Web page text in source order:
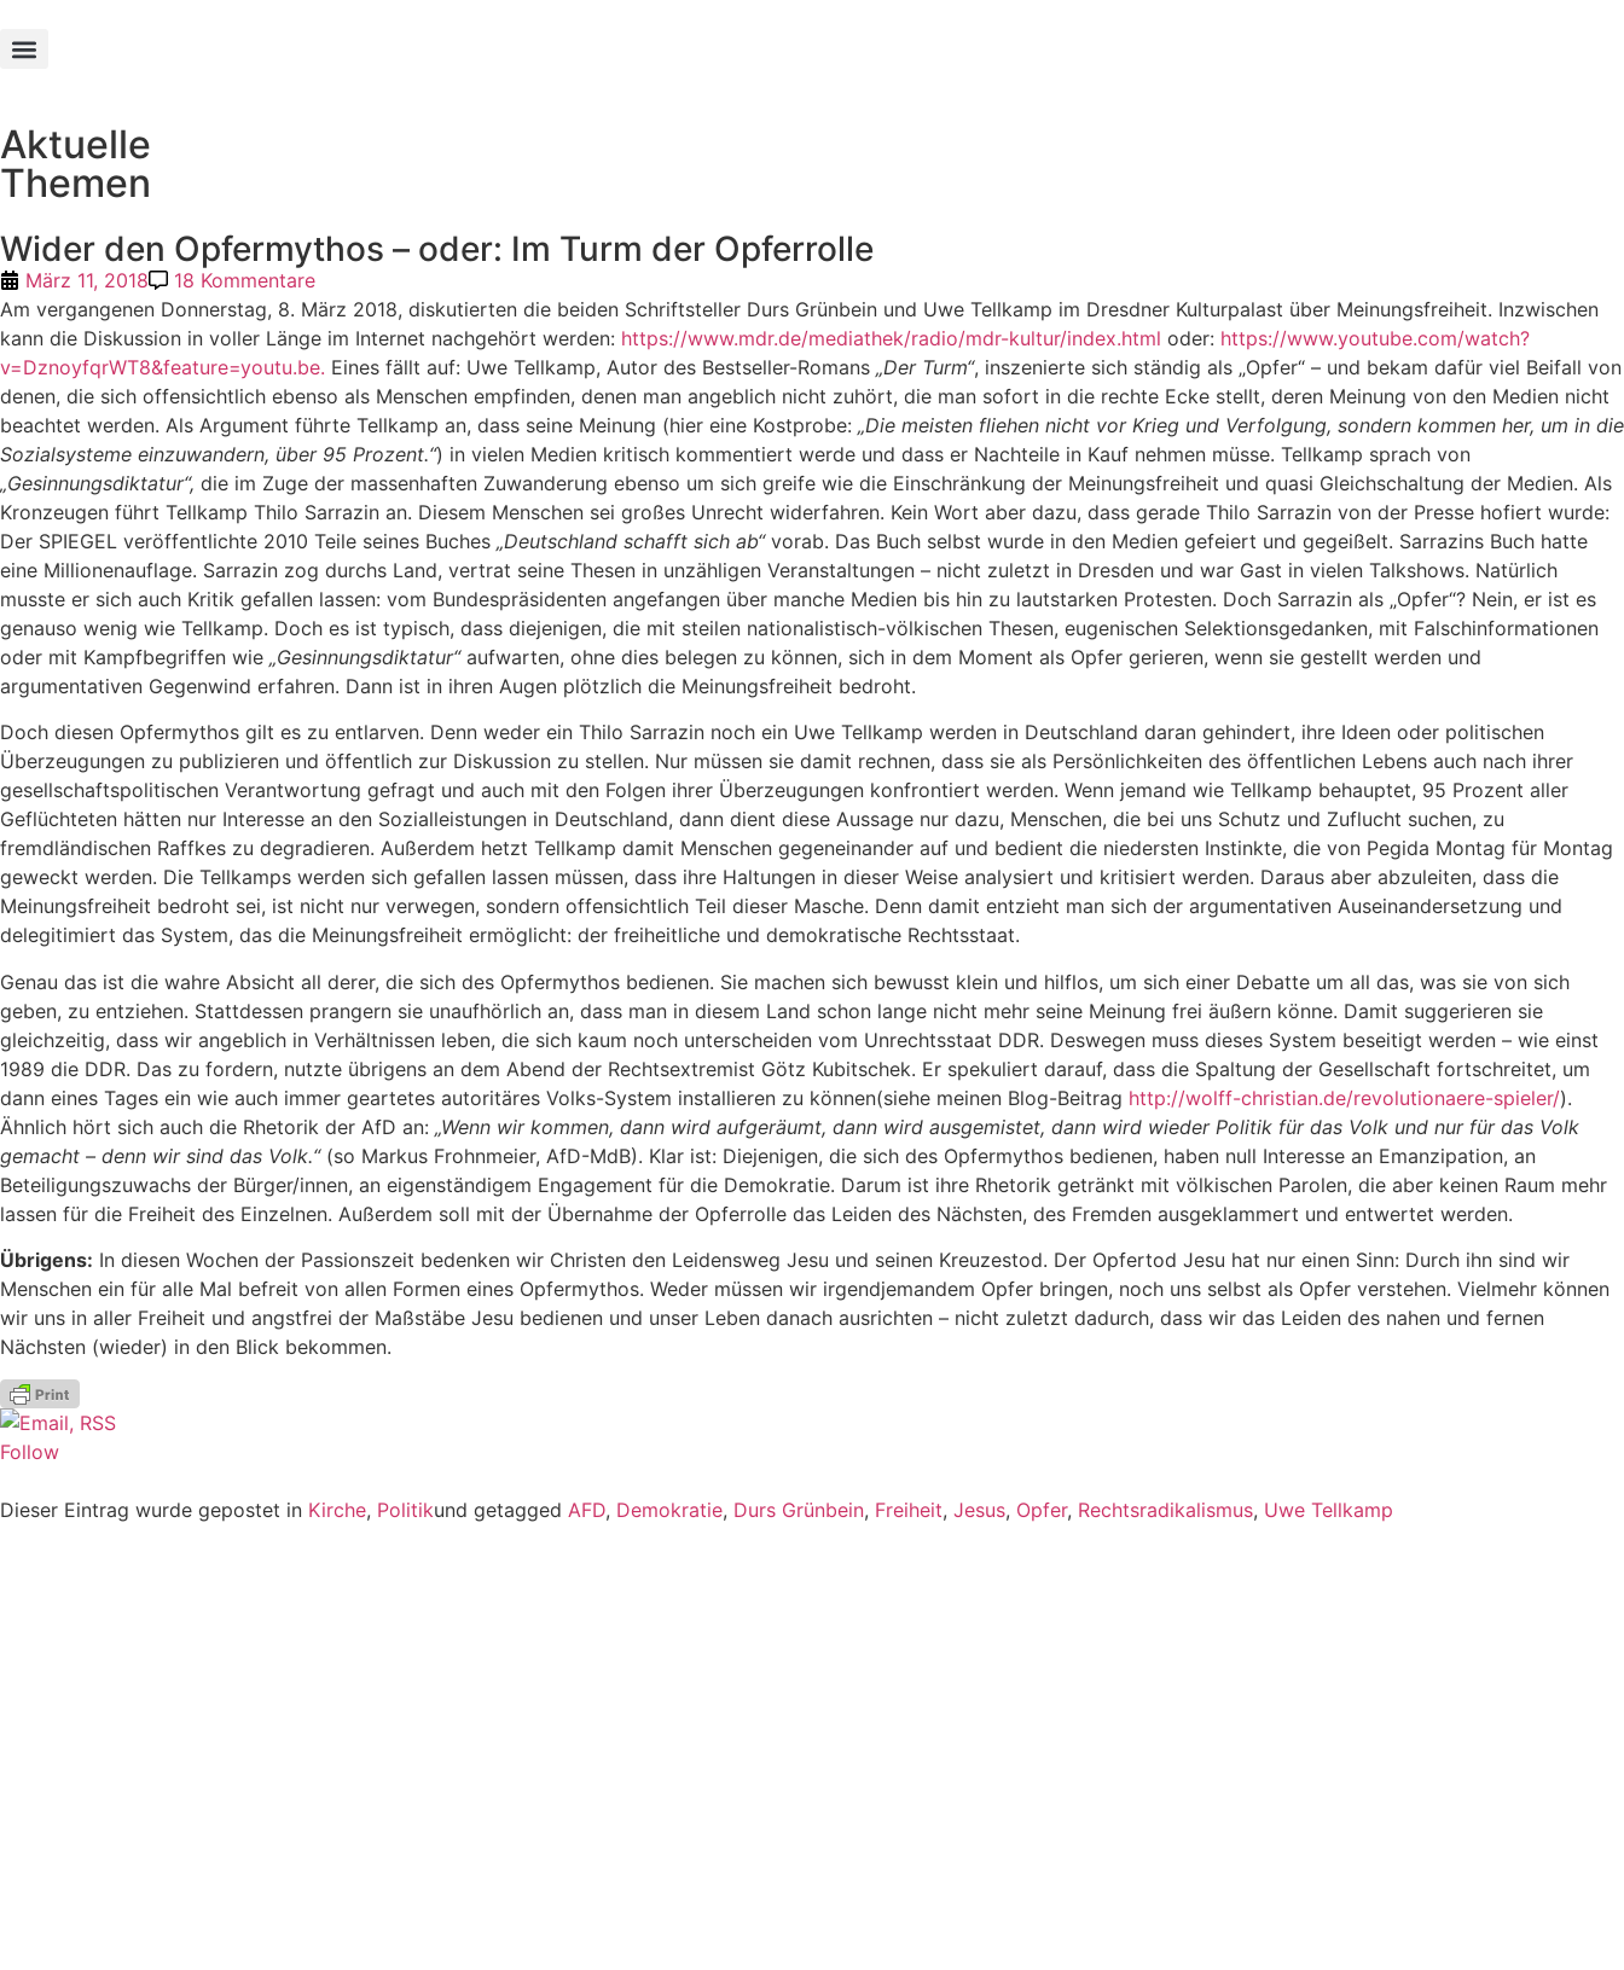
Aktuelle
Themen
Wider den Opfermythos – oder: Im Turm der Opferrolle
März 11, 2018
18 Kommentare
Am vergangenen Donnerstag, 8. März 2018, diskutierten die beiden Schriftsteller Durs Grünbein und Uwe Tellkamp im Dresdner Kulturpalast über Meinungsfreiheit. Inzwischen
kann die Diskussion in voller Länge im Internet nachgehört werden: https://www.mdr.de/mediathek/radio/mdr-kultur/index.html oder: https://www.youtube.com/watch?
v=DznoyfqrWT8&feature=youtu.be. Eines fällt auf: Uwe Tellkamp, Autor des Bestseller-Romans „Der Turm“, inszenierte sich ständig als „Opfer“ – und bekam dafür viel Beifall von
denen, die sich offensichtlich ebenso als Menschen empfinden, denen man angeblich nicht zuhört, die man sofort in die rechte Ecke stellt, deren Meinung von den Medien nicht
beachtet werden. Als Argument führte Tellkamp an, dass seine Meinung (hier eine Kostprobe: „Die meisten fliehen nicht vor Krieg und Verfolgung, sondern kommen her, um in die
Sozialsysteme einzuwandern, über 95 Prozent.“) in vielen Medien kritisch kommentiert werde und dass er Nachteile in Kauf nehmen müsse. Tellkamp sprach von
„Gesinnungsdiktatur“, die im Zuge der massenhaften Zuwanderung ebenso um sich greife wie die Einschränkung der Meinungsfreiheit und quasi Gleichschaltung der Medien. Als
Kronzeugen führt Tellkamp Thilo Sarrazin an. Diesem Menschen sei großes Unrecht widerfahren. Kein Wort aber dazu, dass gerade Thilo Sarrazin von der Presse hofiert wurde:
Der SPIEGEL veröffentlichte 2010 Teile seines Buches „Deutschland schafft sich ab“vorab. Das Buch selbst wurde in den Medien gefeiert und gegeißelt. Sarrazins Buch hatte
eine Millionenauflage. Sarrazin zog durchs Land, vertrat seine Thesen in unzähligen Veranstaltungen – nicht zuletzt in Dresden und war Gast in vielen Talkshows. Natürlich
musste er sich auch Kritik gefallen lassen: vom Bundespräsidenten angefangen über manche Medien bis hin zu lautstarken Protesten. Doch Sarrazin als „Opfer“? Nein, er ist es
genauso wenig wie Tellkamp. Doch es ist typisch, dass diejenigen, die mit steilen nationalistisch-völkischen Thesen, eugenischen Selektionsgedanken, mit Falschinformationen
oder mit Kampfbegriffen wie „Gesinnungsdiktatur“aufwarten, ohne dies belegen zu können, sich in dem Moment als Opfer gerieren, wenn sie gestellt werden und
argumentativen Gegenwind erfahren. Dann ist in ihren Augen plötzlich die Meinungsfreiheit bedroht.
Doch diesen Opfermythos gilt es zu entlarven. Denn weder ein Thilo Sarrazin noch ein Uwe Tellkamp werden in Deutschland daran gehindert, ihre Ideen oder politischen
Überzeugungen zu publizieren und öffentlich zur Diskussion zu stellen. Nur müssen sie damit rechnen, dass sie als Persönlichkeiten des öffentlichen Lebens auch nach ihrer
gesellschaftspolitischen Verantwortung gefragt und auch mit den Folgen ihrer Überzeugungen konfrontiert werden. Wenn jemand wie Tellkamp behauptet, 95 Prozent aller
Geflüchteten hätten nur Interesse an den Sozialleistungen in Deutschland, dann dient diese Aussage nur dazu, Menschen, die bei uns Schutz und Zuflucht suchen, zu
fremdländischen Raffkes zu degradieren. Außerdem hetzt Tellkamp damit Menschen gegeneinander auf und bedient die niedersten Instinkte, die von Pegida Montag für Montag
geweckt werden. Die Tellkamps werden sich gefallen lassen müssen, dass ihre Haltungen in dieser Weise analysiert und kritisiert werden. Daraus aber abzuleiten, dass die
Meinungsfreiheit bedroht sei, ist nicht nur verwegen, sondern offensichtlich Teil dieser Masche. Denn damit entzieht man sich der argumentativen Auseinandersetzung und
delegitimiert das System, das die Meinungsfreiheit ermöglicht: der freiheitliche und demokratische Rechtsstaat.
Genau das ist die wahre Absicht all derer, die sich des Opfermythos bedienen. Sie machen sich bewusst klein und hilflos, um sich einer Debatte um all das, was sie von sich
geben, zu entziehen. Stattdessen prangern sie unaufhörlich an, dass man in diesem Land schon lange nicht mehr seine Meinung frei äußern könne. Damit suggerieren sie
gleichzeitig, dass wir angeblich in Verhältnissen leben, die sich kaum noch unterscheiden vom Unrechtsstaat DDR. Deswegen muss dieses System beseitigt werden – wie einst
1989 die DDR. Das zu fordern, nutzte übrigens an dem Abend der Rechtsextremist Götz Kubitschek. Er spekuliert darauf, dass die Spaltung der Gesellschaft fortschreitet, um
dann eines Tages ein wie auch immer geartetes autoritäres Volks-System installieren zu können(siehe meinen Blog-Beitrag http://wolff-christian.de/revolutionaere-spieler/).
Ähnlich hört sich auch die Rhetorik der AfD an: „Wenn wir kommen, dann wird aufgeräumt, dann wird ausgemistet, dann wird wieder Politik für das Volk und nur für das Volk
gemacht – denn wir sind das Volk.“ (so Markus Frohnmeier, AfD-MdB). Klar ist: Diejenigen, die sich des Opfermythos bedienen, haben null Interesse an Emanzipation, an
Beteiligungszuwachs der Bürger/innen, an eigenständigem Engagement für die Demokratie. Darum ist ihre Rhetorik getränkt mit völkischen Parolen, die aber keinen Raum mehr
lassen für die Freiheit des Einzelnen. Außerdem soll mit der Übernahme der Opferrolle das Leiden des Nächsten, des Fremden ausgeklammert und entwertet werden.
Übrigens: In diesen Wochen der Passionszeit bedenken wir Christen den Leidensweg Jesu und seinen Kreuzestod. Der Opfertod Jesu hat nur einen Sinn: Durch ihn sind wir
Menschen ein für alle Mal befreit von allen Formen eines Opfermythos. Weder müssen wir irgendjemandem Opfer bringen, noch uns selbst als Opfer verstehen. Vielmehr können
wir uns in aller Freiheit und angstfrei der Maßstäbe Jesu bedienen und unser Leben danach ausrichten – nicht zuletzt dadurch, dass wir das Leiden des nahen und fernen
Nächsten (wieder) in den Blick bekommen.
Follow
Dieser Eintrag wurde gepostet in Kirche, Politikund getagged AFD, Demokratie, Durs Grünbein, Freiheit, Jesus, Opfer, Rechtsradikalismus, Uwe Tellkamp